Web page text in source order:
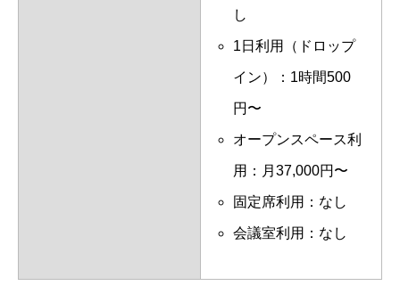
し
1日利用（ドロップ
イン）：1時間500
円〜
オープンスペース利
用：月37,000円〜
固定席利用：なし
会議室利用：なし